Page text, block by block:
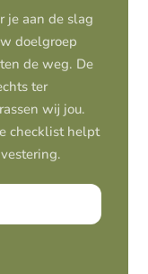
je aan de slag
doelgroep
de weg. De
ter
wij jou.
checklist helpt